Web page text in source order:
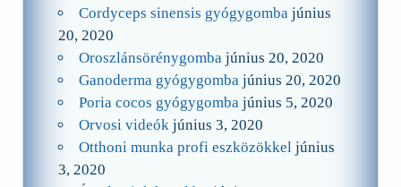
Cordyceps sinensis gyógygomba június
20, 2020
Oroszlánsörénygomba június 20, 2020
Ganoderma gyógygomba június 20, 2020
Poria cocos gyógygomba június 5, 2020
Orvosi videók június 3, 2020
Otthoni munka profi eszközökkel június
3, 2020